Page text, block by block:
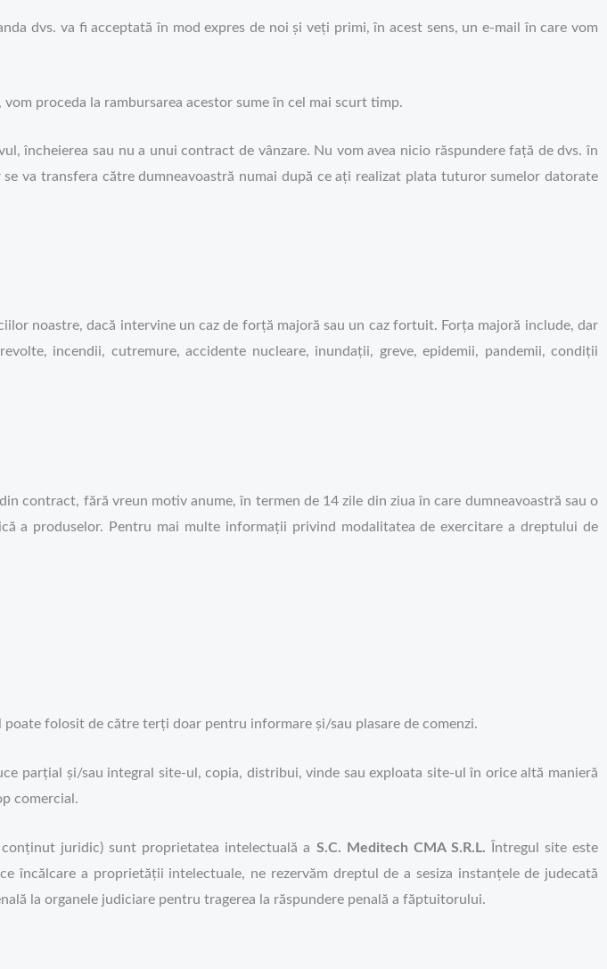
dvs. va fi acceptată în mod expres de noi și veți primi, în acest sens, un e-mail în care vom
proceda la rambursarea acestor sume în cel mai scurt timp.
încheierea sau nu a unui contract de vânzare. Nu vom avea nicio răspundere față de dvs. în
va transfera către dumneavoastră numai după ce ați realizat plata tuturor sumelor datorate
noastre, dacă intervine un caz de forță majoră sau un caz fortuit. Forța majoră include, dar
incendii, cutremure, accidente nucleare, inundații, greve, epidemii, pandemii, condiții
contract, fără vreun motiv anume, în termen de 14 zile din ziua în care dumneavoastră sau o
a produselor. Pentru mai multe informații privind modalitatea de exercitare a dreptului de
poate folosit de către terți doar pentru informare și/sau plasare de comenzi.
parțial și/sau integral site-ul, copia, distribui, vinde sau exploata site-ul în orice altă manieră
comercial.
juridic) sunt proprietatea intelectuală a S.C. Meditech CMA S.R.L. Întregul site este
a proprietății intelectuale, ne rezervăm dreptul de a sesiza instanțele de judecată
la organele judiciare pentru tragerea la răspundere penală a făptuitorului.